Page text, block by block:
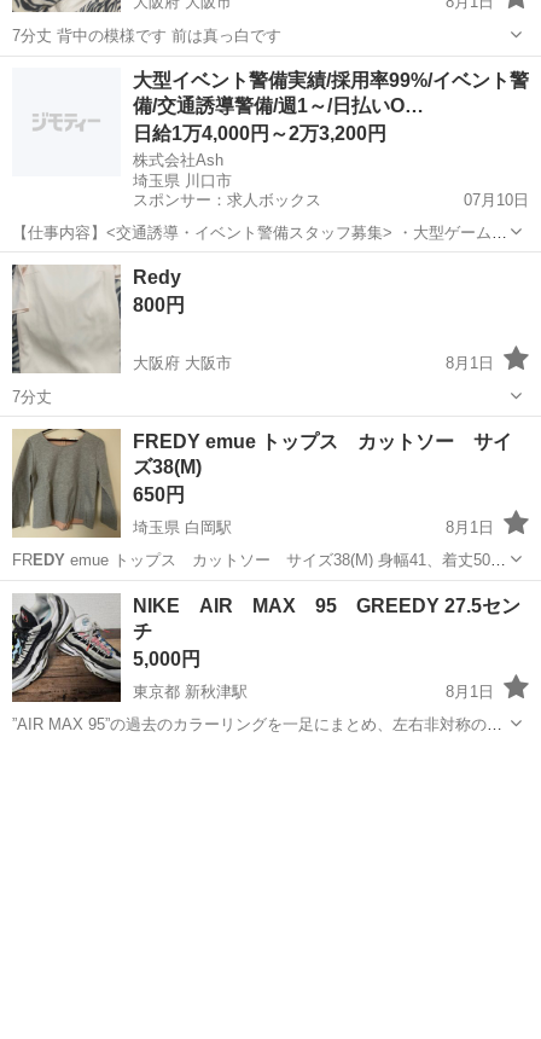
7分丈 背中の模様です 前は真っ白です
トレーナー
大型イベント警備実績/採用率99%/イベント警
備/交通誘導警備/週1～/日払いO…
日給1万4,000円～2万3,200円
株式会社Ash
埼玉県 川口市
スポンサー：求人ボックス
07月10日
【仕事内容】<交通誘導・イベント警備スタッフ募集> ・大型ゲームイ
ベント ・スポーツ・地域イベント ・工事現場 など、さまざまな現場
で「安全を支える」警備会社です。 若手スタッフも多数活躍中! 未経
験スタートがほとんどなので、初め...
アルバイト・パート
Redy
800円
大阪府 大阪市
8月1日
7分丈
大阪 大阪市
FREDY emue トップス カットソー サイ
ズ38(M)
650円
埼玉県 白岡駅
8月1日
FREDYemue トップス カットソー サイズ38(M) 身幅41、着丈50セ
ンチ
埼玉 白岡市
NIKE AIR MAX 95 GREEDY 27.5セン
チ
5,000円
東京都 新秋津駅
8月1日
”AIR MAX 95”の過去のカラーリングを一足にまとめ、左右非対称のカ